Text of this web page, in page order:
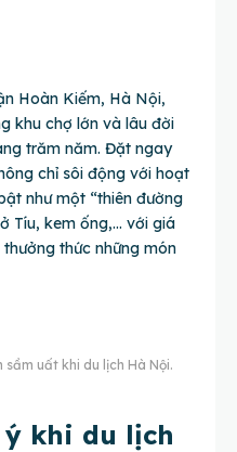
Hoàn Kiếm, Hà Nội,
khu chợ lớn và lâu đời
trăm năm. Đặt ngay
chỉ sôi động với hoạt
như một “thiên đường
Tíu, kem ống,… với giá
thức những món
uất khi du lịch Hà Nội.
khi du lịch